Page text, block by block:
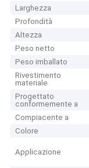
Larghezza
Profondità
Altezza
Peso netto
Peso imballato
Rivestimento
materiale
Progettato
conformemente a
Compiacente a
Colore
Applicazione